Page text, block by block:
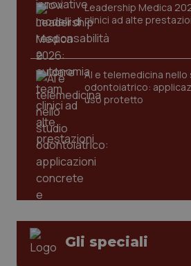
Leadership Medica
clinici ad alte
AI e telemedicina nello
odontoiatrico:
uso protetto
Gli speciali
tracking-enable
tracking-sites-ironfish-
session-id